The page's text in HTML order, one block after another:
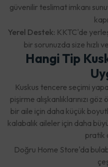
güvenilir teslimat imkanı
Yerel Destek: KKTC'de
bir sorunuzda size hızlı
Hangi Tip
Kuskus tencere seçimi
pişirme alışkanlıklarınızı
bir aile için daha küçük
kalabalık aileler için daha
pratik
Doğru Home Store'da